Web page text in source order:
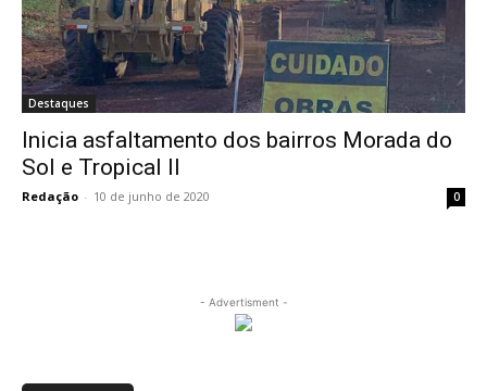
Destaques
Inicia asfaltamento dos bairros Morada do
Sol e Tropical II
Redação - 10 de junho de 2020 0
- Advertisment -